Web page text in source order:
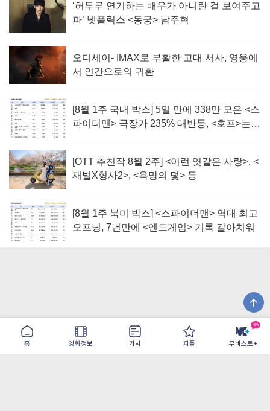
홈 영화정보 기사 피플 무비스트+
‘허투루 연기하는 배우가 아니란 걸 보여주고
파’ 넷플릭스 <동궁> 남주혁
오디세이- IMAX로 부활한 고대 서사, 영웅에
서 인간으로의 귀환
[8월 1주 국내 박스] 5일 만에 338만 모은 <스
파이더맨> 극장가 235% 대반등, <호프>는
[OTT 추천작 8월 2주] <이런 엿같은 사랑>, <
재벌X형사2>, <욕망의 덫> 등
[8월 1주 북미 박스] <스파이더맨> 역대 최고
오프닝, 7년만에 <엔드게임> 기록 갈아치워